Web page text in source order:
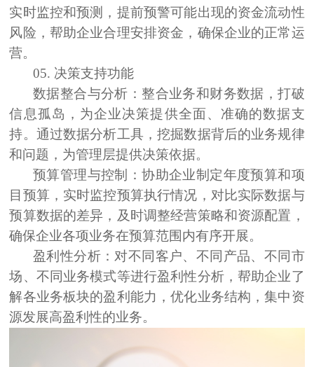
实时监控和预测，提前预警可能出现的资金流动性
风险，帮助企业合理安排资金，确保企业的正常运
营。
05. 决策支持功能
数据整合与分析：整合业务和财务数据，打破
信息孤岛，为企业决策提供全面、准确的数据支
持。通过数据分析工具，挖掘数据背后的业务规律
和问题，为管理层提供决策依据。
预算管理与控制：协助企业制定年度预算和项
目预算，实时监控预算执行情况，对比实际数据与
预算数据的差异，及时调整经营策略和资源配置，
确保企业各项业务在预算范围内有序开展。
盈利性分析： 对不同客户、不同产品、不同市
场、不同业务模式等进行盈利性分析，帮助企业了
解各业务板块的盈利能力，优化业务结构，集中资
源发展高盈利性的业务。